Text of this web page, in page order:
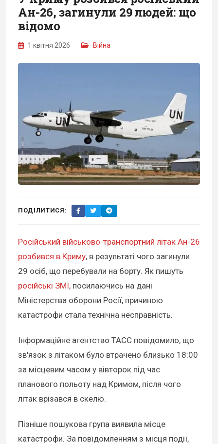
Ан-26, загинули 29 людей: що
відомо
1 квітня 2026 Війна
ПОДІЛИТИСЯ:
Російський військово-транспортний літак Ан-26
розбився в Криму, в результаті чого загинули
29 осіб, що перебували на борту. Як пишуть
російські ЗМІ, посилаючись на дані
Міністерства оборони Росії, причиною
катастрофи стала технічна несправність.
Інформаційне агентство ТАСС повідомило, що
зв'язок з літаком було втрачено близько 18:00
за місцевим часом у вівторок під час
планового польоту над Кримом, після чого
літак врізався в скелю.
Пізніше пошукова група виявила місце
катастрофи. За повідомленням з місця події,